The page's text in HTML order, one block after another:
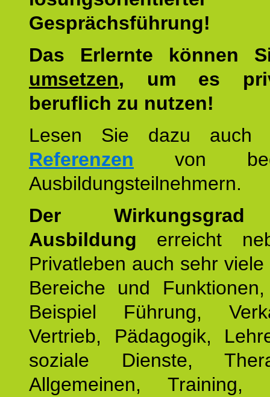
Gesprächsführung!
Das Erlernte können
umsetzen, um es
beruflich zu nutzen!
Lesen Sie dazu
Referenzen von
Ausbildungsteilnehmern.
Der
Ausbildung erreicht
Privatleben auch sehr
Bereiche und
Beispiel Führung,
Vertrieb, Pädagogik,
soziale Dienste,
Allgemeinen, Training,